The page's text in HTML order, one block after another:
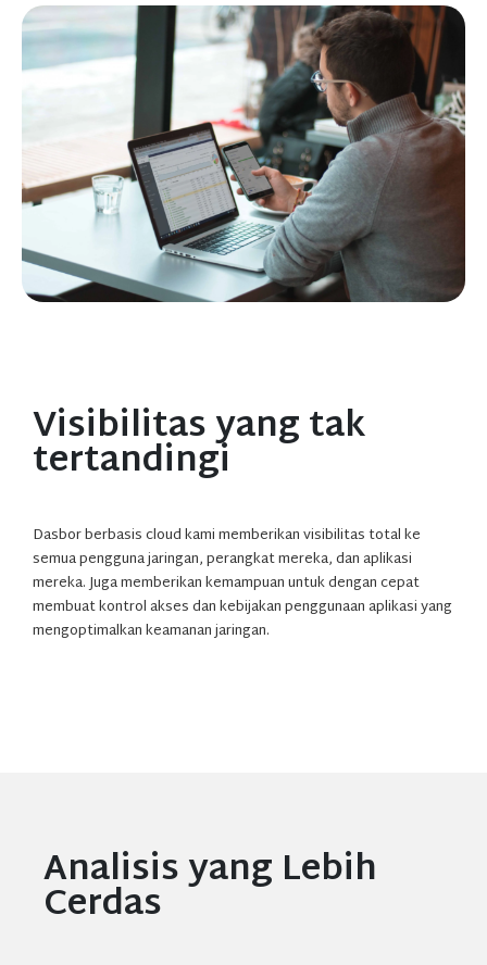
Visibilitas yang tak
tertandingi
Dasbor berbasis cloud kami memberikan visibilitas total ke
semua pengguna jaringan, perangkat mereka, dan aplikasi
mereka. Juga memberikan kemampuan untuk dengan cepat
membuat kontrol akses dan kebijakan penggunaan aplikasi yang
mengoptimalkan keamanan jaringan.
Analisis yang Lebih
Cerdas